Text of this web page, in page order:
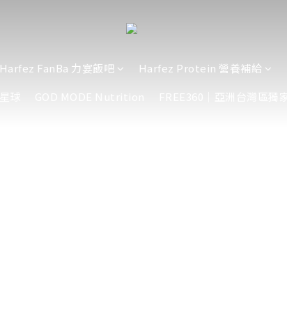
Harfez FanBa 力宴飯吧 Harfez Protein 營養補給